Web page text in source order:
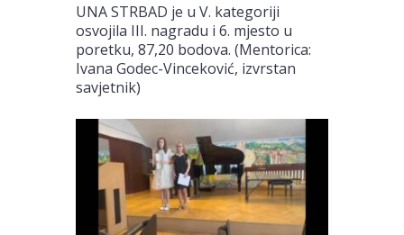
UNA STRBAD je u V. kategoriji
osvojila III. nagradu i 6. mjesto u
poretku, 87,20 bodova. (Mentorica:
Ivana Godec-Vinceković, izvrstan
savjetnik)